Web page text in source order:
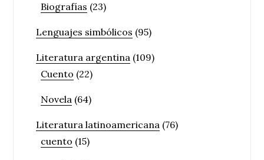
Biografías (23)
Lenguajes simbólicos (95)
Literatura argentina (109)
Cuento (22)
Novela (64)
Literatura latinoamericana (76)
cuento (15)